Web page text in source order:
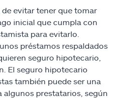
de evitar tener que tomar
inicial que cumpla con
para evitarlo.
préstamos respaldados
seguro hipotecario,
El seguro hipotecario
también puede ser una
algunos prestatarios, según